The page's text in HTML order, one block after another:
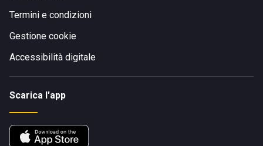
Termini e condizioni
Gestione cookie
Accessibilità digitale
Scarica l'app